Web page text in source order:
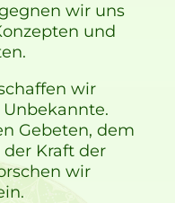
wir uns
und
wir
Gebeten, dem
Kraft der
wir